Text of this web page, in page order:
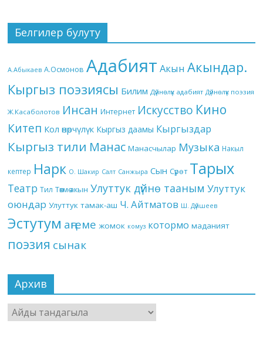
Белгилер булуту
А.Абыкаев А.Осмонов Адабият Акын Акындар.
Кыргыз поэзиясы Билим Дүйнөлүк адабият Дүйнөлүк поэзия
Ж.Касаболотов Инсан Интернет Искусство Кино
Китеп Кол өнөрчүлүк Кыргыз даамы Кыргыздар
Кыргыз тили Манас Манасчылар Музыка Накыл
кептер Нарк О. Шакир Салт Санжыра Сын Сүрөт Тарых
Театр Тил Төкмө акын Улуттук дүйнө тааным Улуттук
оюндар Улуттук тамак-аш Ч. Айтматов Ш. Дүйшеев
Эстутум аңгеме жомок комуз котормо маданият
поэзия сынак
Архив
Архив